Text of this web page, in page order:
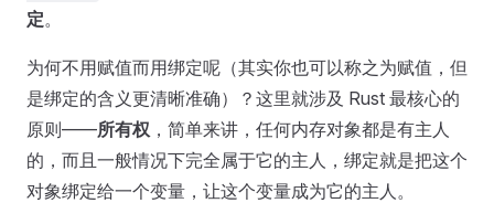
定。
为何不用赋值而用绑定呢（其实你也可以称之为赋值，但
是绑定的含义更清晰准确）？这里就涉及 Rust 最核心的
原则——所有权 ，简单来讲，任何内存对象都是有主人
的，而且一般情况下完全属于它的主人，绑定就是把这个
对象绑定给一个变量，让这个变量成为它的主人。